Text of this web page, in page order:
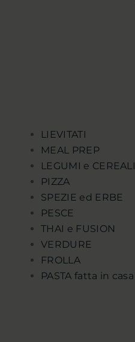
LIEVITATI
MEAL PREP
LEGUMI e CEREALI
PIZZA
SPEZIE ed ERBE
PESCE
THAI e FUSION
VERDURE
FROLLA
PASTA fatta in casa